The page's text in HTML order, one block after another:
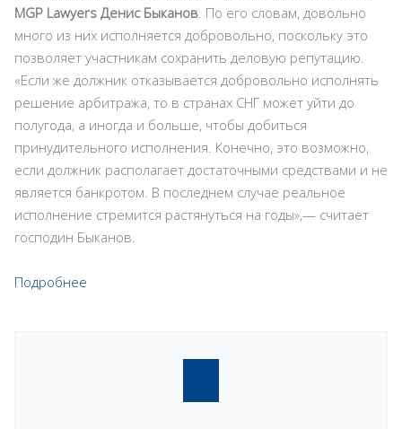
MGP Lawyers Денис Быканов . По его словам, довольно
много из них исполняется добровольно, поскольку это
позволяет участникам сохранить деловую репутацию.
«Если же должник отказывается добровольно исполнять
решение арбитража, то в странах СНГ может уйти до
полугода, а иногда и больше, чтобы добиться
принудительного исполнения. Конечно, это возможно,
если должник располагает достаточными средствами и не
является банкротом. В последнем случае реальное
исполнение стремится растянуться на годы»,— считает
господин Быканов.
Подробнее